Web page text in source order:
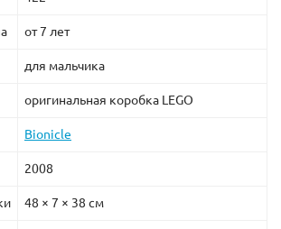
от 7 лет
для мальчика
оригинальная коробка LEGO
Bionicle
2008
48 × 7 × 38 см